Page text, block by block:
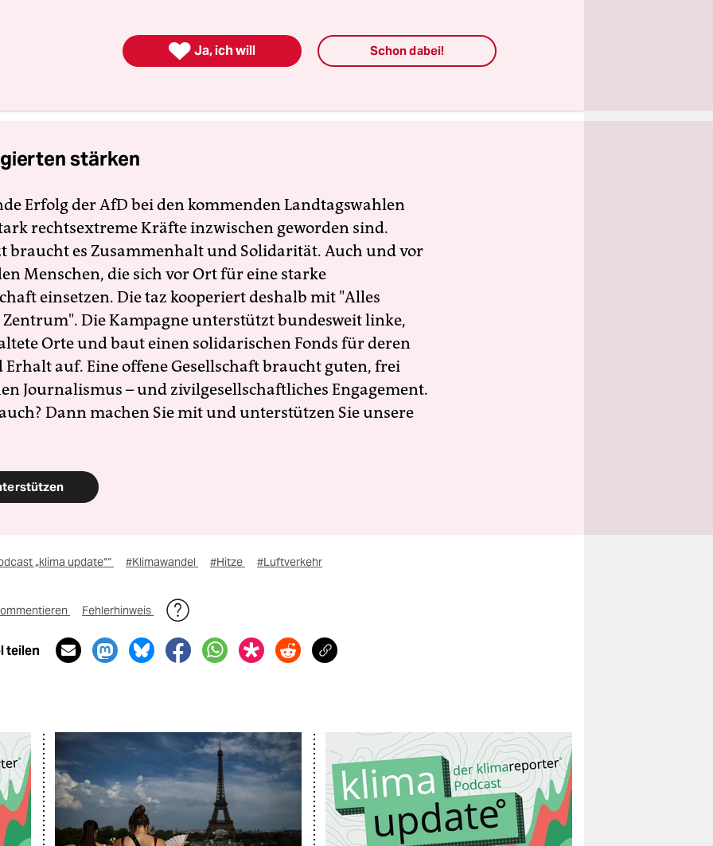
In Kooperation mit dem Onlinemagazin
und der taz panterstiftung. Immer auf taz.de, Spotify,
stärken
Erfolg der AfD bei den kommenden Landtagswahlen
rechtsextreme Kräfte inzwischen geworden sind.
braucht es Zusammenhalt und Solidarität. Auch und vor
Menschen, die sich vor Ort für eine starke
einsetzen. Die taz kooperiert deshalb mit "Alles
Die Kampagne unterstützt bundesweit linke,
Orte und baut einen solidarischen Fonds für deren
Erhalt auf. Eine offene Gesellschaft braucht guten, frei
Journalismus – und zivilgesellschaftliches Engagement.
Dann machen Sie mit und unterstützen Sie unsere
„klima update°“ #Klimawandel #Hitze #Luftverkehr
Fehlerhinweis
teilen
 Ja, ich will Schon dabei!